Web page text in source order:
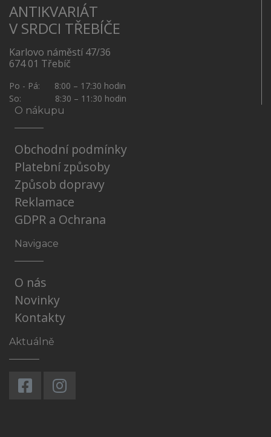
ANTIKVARIÁT
V SRDCI TŘEBÍČE
Karlovo náměstí 47/36
674 01 Třebíč
Po - Pá: 8:00 – 17:30 hodin
So: 8:30 – 11:30 hodin
O nákupu
Obchodní podmínky
Platební způsoby
Způsob dopravy
Reklamace
GDPR a Ochrana
Navigace
O nás
Novinky
Kontakty
Aktuálně